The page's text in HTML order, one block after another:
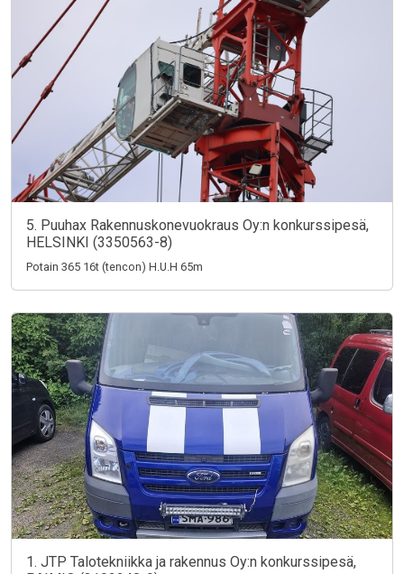
5. Puuhax Rakennuskonevuokraus Oy:n konkurssipesä,
HELSINKI (3350563-8)
Potain 365 16t (tencon) H.U.H 65m
1. JTP Talotekniikka ja rakennus Oy:n konkurssipesä,